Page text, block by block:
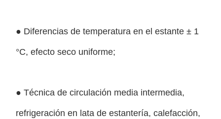
● Diferencias de temperatura en el estante ± 1
°C, efecto seco uniforme;
● Técnica de circulación media intermedia,
refrigeración en lata de estantería, calefacción,